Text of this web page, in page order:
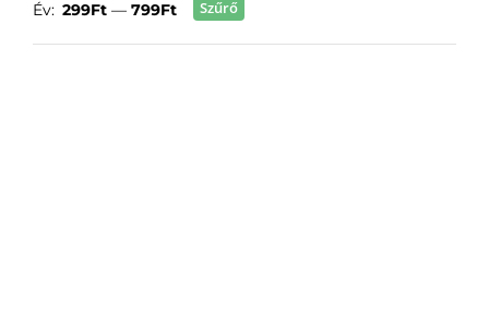
Szűrő
Év: 299Ft — 799Ft